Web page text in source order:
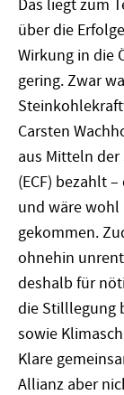
Das liegt zum
über die
Wirkung in die
gering. Zwar
Carsten
aus Mitteln
(ECF) bezahlt
und wäre wohl
gekommen.
ohnehin
deshalb für
die Stilllegung
sowie
Klare
Allianz aber